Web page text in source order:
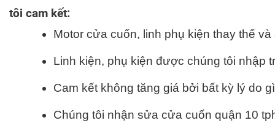
tôi cam kết:
Motor cửa cuốn, linh phụ kiện thay thế
Linh kiện, phụ kiện được chúng tôi nhập
Cam kết không tăng giá bởi bất kỳ lý do
Chúng tôi nhận sửa cửa cuốn quận 10